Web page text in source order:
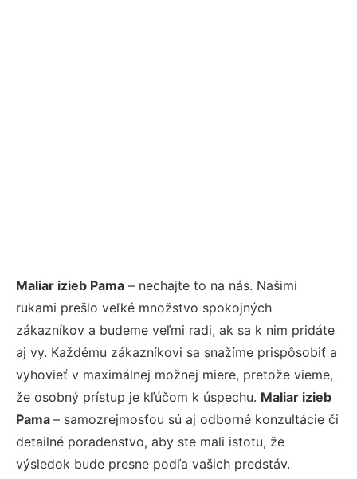
Maliar izieb Pama – nechajte to na nás. Našimi
rukami prešlo veľké množstvo spokojných
zákazníkov a budeme veľmi radi, ak sa k nim pridáte
aj vy. Každému zákazníkovi sa snažíme prispôsobiť a
vyhovieť v maximálnej možnej miere, pretože vieme,
že osobný prístup je kľúčom k úspechu. Maliar izieb
Pama – samozrejmosťou sú aj odborné konzultácie či
detailné poradenstvo, aby ste mali istotu, že
výsledok bude presne podľa vašich predstáv.